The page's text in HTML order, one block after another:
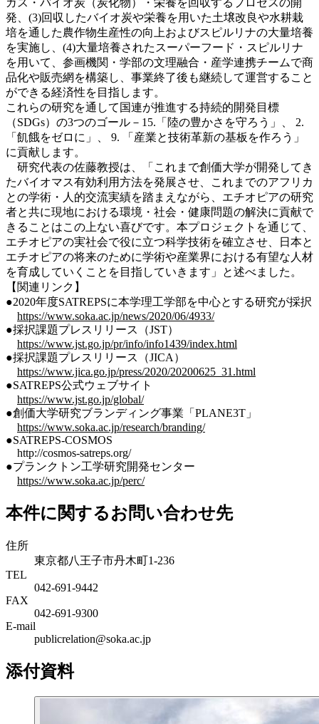
発、(3)回収したバイオ炭や栄養を用いた土壌改良や水耕栽
培を通した農作物生産性の向上およびスピルリナの大量培養
を実施し、(4)大量培養されたスーパーフード・スピルリナ
を用いて、参画機関・学部の文理融合・産学連携チームで商
品化や販売網を構築し、事業終了後も継続して運営すること
ができる経済性を目指します。
これらの研究を通して国連が推進する持続的開発目標
（SDGs）の3つのゴール－15.「陸の豊かさを守ろう」、 2.
「飢餓をゼロに」、 9. 「産業と技術革新の基板を作ろう」
に貢献します。
研究代表の佐藤教授は、「これまで創価大学が開発してき
たバイオマス有効利用方法を発展させ、これまでのアフリカ
との学術・人的交流実績を踏まえながら、エチオピアの研究
者と共に現地における環境・社会・健康問題の解決に貢献で
きることはこの上ない喜びです。本プロジェクトを通じて、
エチオピアの実社会で役に立つ科学技術を確立させ、日本と
エチオピアの将来のために学術や産業界における有望な人材
を育成していくことを目指していきます」と述べました。
【関連リンク】
●2020年度SATREPSに本学理工学部を中心とする研究が採択
https://www.soka.ac.jp/news/2020/06/4933/
●採択課題プレスリリース（JST）
https://www.jst.go.jp/pr/info/info1439/index.html
●採択課題プレスリリース（JICA）
https://www.jica.go.jp/press/2020/20200625_31.html
●SATREPS公式ウェブサイト
https://www.jst.go.jp/global/
●創価大学研究ブランディング事業「PLANE3T」
https://www.soka.ac.jp/research/branding/
●SATREPS-COSMOS
http://cosmos-satreps.org/
●プランクトン工学研究開発センター
https://www.soka.ac.jp/perc/
本件に関するお問い合わせ先
住所
東京都八王子市丹木町1-236
TEL
042-691-9442
FAX
042-691-9300
E-mail
publicrelation@soka.ac.jp
添付資料